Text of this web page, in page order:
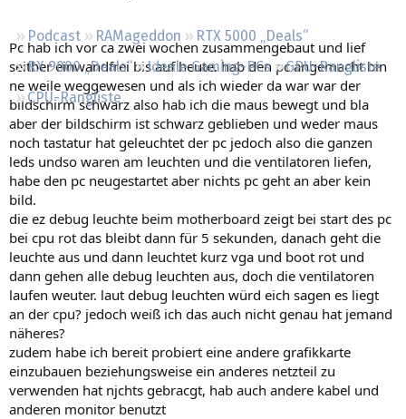
Podcast RAMageddon
RTX 5000 „Deals“
RX 9000 „Deals“
Ideale Gaming-PCs
GPU-Rangliste
CPU-Rangliste
Pc hab ich vor ca zwei wochen zusammengebaut und lief
seither einwandfrei bis auf heute. hab den pc angemacht bin
ne weile weggewesen und als ich wieder da war war der
bildschirm schwarz also hab ich die maus bewegt und bla
aber der bildschirm ist schwarz geblieben und weder maus
noch tastatur hat geleuchtet der pc jedoch also die ganzen
leds undso waren am leuchten und die ventilatoren liefen,
habe den pc neugestartet aber nichts pc geht an aber kein
bild.
die ez debug leuchte beim motherboard zeigt bei start des pc
bei cpu rot das bleibt dann für 5 sekunden, danach geht die
leuchte aus und dann leuchtet kurz vga und boot rot und
dann gehen alle debug leuchten aus, doch die ventilatoren
laufen weuter. laut debug leuchten würd eich sagen es liegt
an der cpu? jedoch weiß ich das auch nicht genau hat jemand
näheres?
zudem habe ich bereit probiert eine andere grafikkarte
einzubauen beziehungsweise ein anderes netzteil zu
verwenden hat njchts gebracgt, hab auch andere kabel und
anderen monitor benutzt